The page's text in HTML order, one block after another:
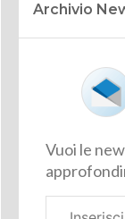
Archivio
Vuoi le